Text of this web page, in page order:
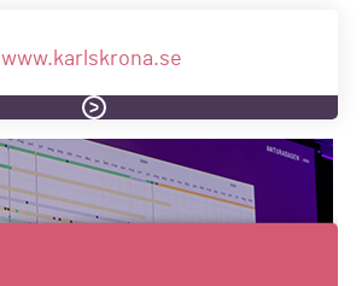
www.karlskrona.se